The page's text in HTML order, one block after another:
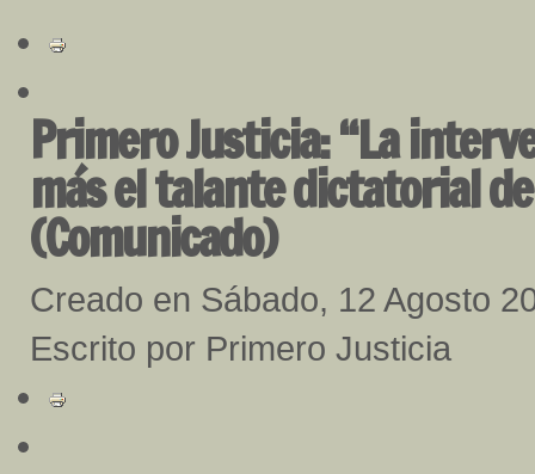
Primero Justicia: “La
más el talante dictatorial
(Comunicado)
Creado en Sábado, 12 Agosto
Escrito por Primero Justicia